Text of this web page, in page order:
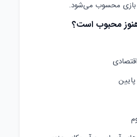
بازی محسوب می‌شود.